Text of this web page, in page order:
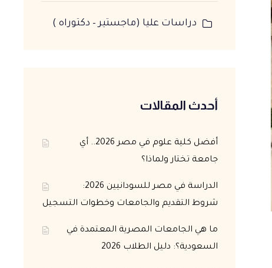
دراسات عليا (ماجستير – دكتوراه )
أحدث المقالات
أفضل كلية علوم في مصر 2026.. أي
جامعة تختار ولماذا؟
الدراسة في مصر للسودانيين 2026:
شروط التقديم والجامعات وخطوات التسجيل
ما هي الجامعات المصرية المعتمدة في
السعودية؟: دليل الطلاب 2026